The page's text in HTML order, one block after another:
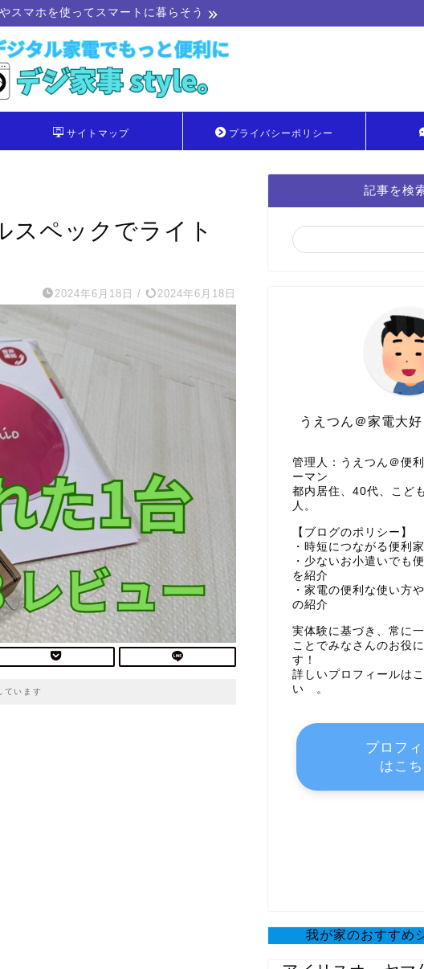
スマホを使ってスマートに暮らそう
サイトマップ プライバシーポリシー
スペックでライト
2024年6月18日 / 2024年6月18日
ています
記事を検
うえつん＠家電大
管理人：うえつん＠便
ーマン
都内居住、40代、こど
人。
【ブログのポリシー】
・時短につながる便利
・少ないお小遣いでも
を紹介
・家電の便利な使い方
の紹介
実体験に基づき、常に
ことでみなさんのお役
す！
詳しいプロフィールは
い 。
プロフ
はこ
我が家のおすすめ